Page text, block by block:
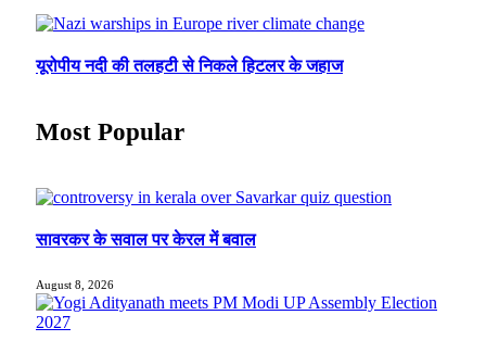
यूरोपीय नदी की तलहटी से निकले हिटलर के जहाज
Most Popular
सावरकर के सवाल पर केरल में बवाल
August 8, 2026